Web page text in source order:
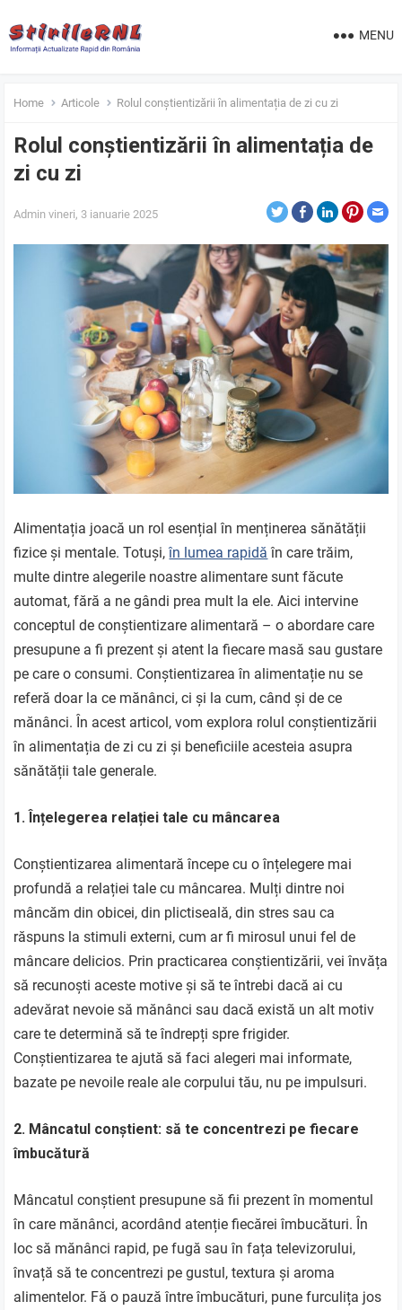
MENU
Home Articole Rolul conștientizării în alimentația de zi cu zi
Rolul conștientizării în alimentația de
zi cu zi
Admin vineri, 3 ianuarie 2025
Alimentația joacă un rol esențial în menținerea sănătății
fizice și mentale. Totuși,în lumea rapidă în care trăim,
multe dintre alegerile noastre alimentare sunt făcute
automat, fără a ne gândi prea mult la ele. Aici intervine
conceptul de conștientizare alimentară – o abordare care
presupune a fi prezent și atent la fiecare masă sau gustare
pe care o consumi. Conștientizarea în alimentație nu se
referă doar la ce mănânci, ci și la cum, când și de ce
mănânci. În acest articol, vom explora rolul conștientizării
în alimentația de zi cu zi și beneficiile acesteia asupra
sănătății tale generale.
1. Înțelegerea relației tale cu mâncarea
Conștientizarea alimentară începe cu o înțelegere mai
profundă a relației tale cu mâncarea. Mulți dintre noi
mâncăm din obicei, din plictiseală, din stres sau ca
răspuns la stimuli externi, cum ar fi mirosul unui fel de
mâncare delicios. Prin practicarea conștientizării, vei învăța
să recunoști aceste motive și să te întrebi dacă ai cu
adevărat nevoie să mănânci sau dacă există un alt motiv
care te determină să te îndrepți spre frigider.
Conștientizarea te ajută să faci alegeri mai informate,
bazate pe nevoile reale ale corpului tău, nu pe impulsuri.
2. Mâncatul conștient: să te concentrezi pe fiecare
îmbucătură
Mâncatul conștient presupune să fii prezent în momentul
în care mănânci, acordând atenție fiecărei îmbucături. În
loc să mănânci rapid, pe fugă sau în fața televizorului,
învață să te concentrezi pe gustul, textura și aroma
alimentelor. Fă o pauză între îmbucături, pune furculița jos